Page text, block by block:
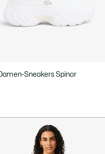
Damen-Sneakers Spinor